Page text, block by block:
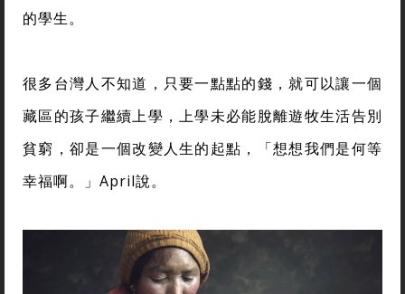
的學生。
很多台灣人不知道，只要一點點的錢，就可以讓一個
藏區的孩子繼續上學，上學未必能脫離遊牧生活告別
貧窮，卻是一個改變人生的起點，「想想我們是何等
幸福啊。」April說。